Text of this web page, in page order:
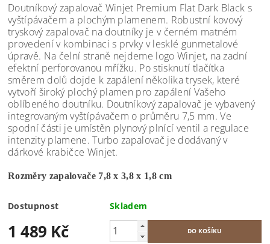
Doutníkový zapalovač Winjet Premium Flat Dark Black s
vyštípávačem a plochým plamenem. Robustní kovový
tryskový zapalovač na doutníky je v černém matném
provedení v kombinaci s prvky v lesklé gunmetalové
úpravě. Na čelní straně nejdeme logo Winjet, na zadní
efektní perforovanou mřížku. Po stisknutí tlačítka
směrem dolů dojde k zapálení několika trysek, které
vytvoří široký plochý plamen pro zapálení Vašeho
oblíbeného doutníku. Doutníkový zapalovač je vybavený
integrovaným vyštípávačem o průměru 7,5 mm. Ve
spodní části je umístěn plynový plnící ventil a regulace
intenzity plamene. Turbo zapalovač je dodávaný v
dárkové krabičce Winjet.
Rozměry zapalovače 7,8 x 3,8 x 1,8 cm
Dostupnost Skladem
1 489 Kč